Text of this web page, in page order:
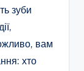
зуби
вам
хто